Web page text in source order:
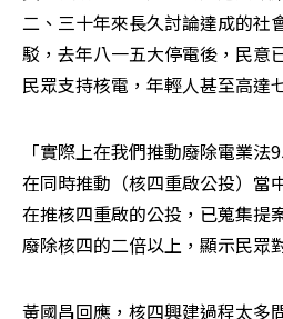
二、三十年來長久討論達成的社
駁，去年八一五大停電後，民意
民眾支持核電，年輕人甚至高達
「實際上在我們推動廢除電業
在同時推動（核四重啟公投）當
在推核四重啟的公投，已蒐集提
廢除核四的二倍以上，顯示民眾
黃國昌回應，核四興建過程太多